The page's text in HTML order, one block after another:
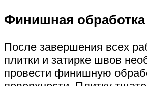
Финишная обработка
После завершения всех
плитки и затирке швов
провести финишную